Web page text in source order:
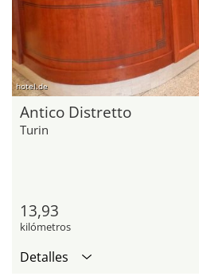
hotel.de
Antico Distretto
Turin
13,93
kilómetros
Detalles